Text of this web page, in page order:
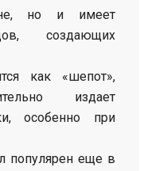
но и имеет
создающих
как «шепот»,
издает
особенно при
популярен еще в